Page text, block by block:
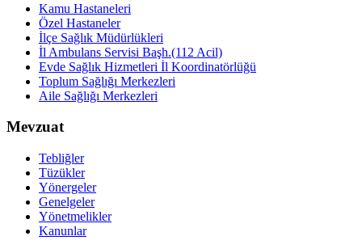
Kamu Hastaneleri
Özel Hastaneler
İlçe Sağlık Müdürlükleri
İl Ambulans Servisi Başh.(112 Acil)
Evde Sağlık Hizmetleri İl Koordinatörlüğü
Toplum Sağlığı Merkezleri
Aile Sağlığı Merkezleri
Mevzuat
Tebliğler
Tüzükler
Yönergeler
Genelgeler
Yönetmelikler
Kanunlar